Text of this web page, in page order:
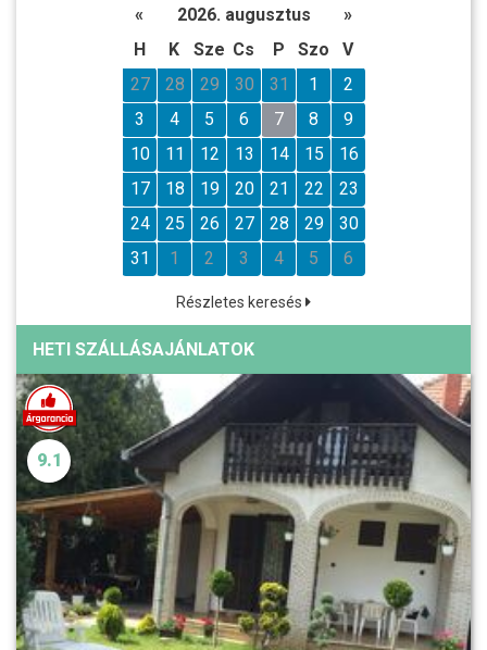
« 2026. augusztus
»
H
K Sze Cs P Szo
V
27
28 29 30 31 1
2
3
4 5 6 7 8
9
10
11 12 13 14 15
16
17
18 19 20 21 22
23
24
25 26 27 28 29
30
31
1 2 3 4 5 6
Részletes keresés
HETI SZÁLLÁSAJÁNLATOK
9.1